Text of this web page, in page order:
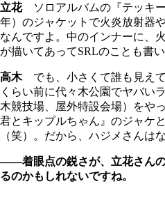
立花ソロアルバムの『テッキー
年）のジャケットで火炎放射器
なんですよ。中のインナーに、
が描いてあってSRLのことも書い
高木でも、小さくて誰も見えて
くらい前に代々木公園でヤバい
木競技場、屋外特設会場）をや
君とキップルちゃん』のジャケ
（笑）。だから、ハジメさんは
――着眼点の鋭さが、立花さん
るのかもしれないですね。